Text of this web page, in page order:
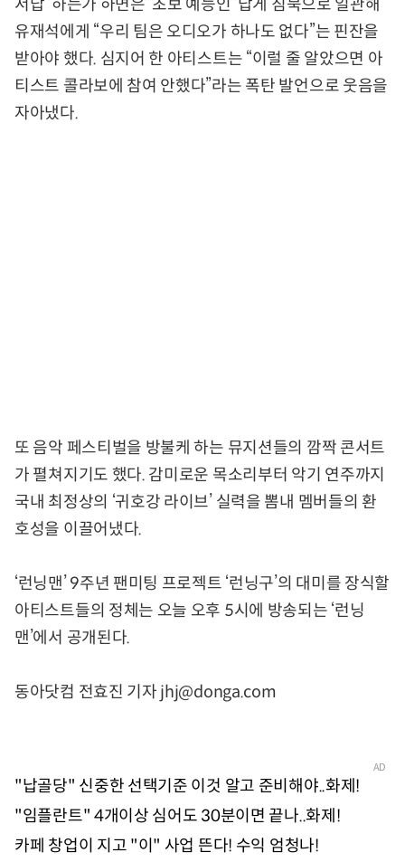
서답’ 하는가 하면은 ‘초보 예능인’ 답게 침묵으로 일관해
유재석에게 “우리 팀은 오디오가 하나도 없다”는 핀잔을
받아야 했다. 심지어 한 아티스트는 “이럴 줄 알았으면 아
티스트 콜라보에 참여 안했다”라는 폭탄 발언으로 웃음을
자아냈다.
또 음악 페스티벌을 방불케 하는 뮤지션들의 깜짝 콘서트
가 펼쳐지기도 했다. 감미로운 목소리부터 악기 연주까지
국내 최정상의 ‘귀호강 라이브’ 실력을 뽐내 멤버들의 환
호성을 이끌어냈다.
‘런닝맨’ 9주년 팬미팅 프로젝트 ‘런닝구’의 대미를 장식할
아티스트들의 정체는 오늘 오후 5시에 방송되는 ‘런닝
맨’에서 공개된다.
동아닷컴 전효진 기자 jhj@donga.com